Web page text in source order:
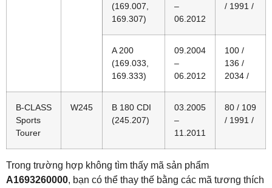
(169.007,
169.307)
–
06.2012
/ 1991 /
A 200
(169.033,
169.333)
09.2004
–
06.2012
100 /
136 /
2034 /
B-CLASS
Sports
Tourer
W245
B 180 CDI
(245.207)
03.2005
–
11.2011
80 / 109
/ 1991 /
Trong trường hợp không tìm thấy mã sản phẩm
A1693260000, bạn có thể thay thế bằng các mã tương thích